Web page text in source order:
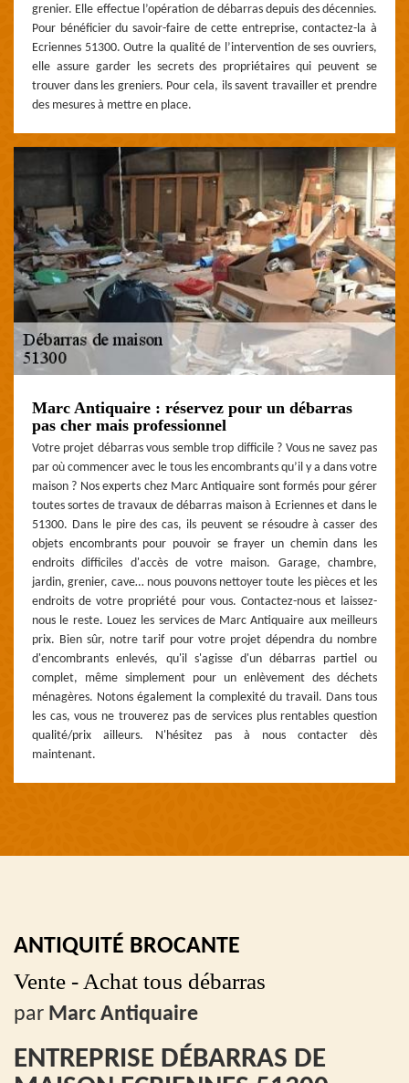
grenier. Elle effectue l’opération de débarras depuis des décennies.
Pour bénéficier du savoir-faire de cette entreprise, contactez-la à
Ecriennes 51300. Outre la qualité de l’intervention de ses ouvriers,
elle assure garder les secrets des propriétaires qui peuvent se
trouver dans les greniers. Pour cela, ils savent travailler et prendre
des mesures à mettre en place.
Marc Antiquaire : réservez pour un débarras
pas cher mais professionnel
Votre projet débarras vous semble trop difficile ? Vous ne savez pas
par où commencer avec le tous les encombrants qu’il y a dans votre
maison ? Nos experts chez Marc Antiquaire sont formés pour gérer
toutes sortes de travaux de débarras maison à Ecriennes et dans le
51300. Dans le pire des cas, ils peuvent se résoudre à casser des
objets encombrants pour pouvoir se frayer un chemin dans les
endroits difficiles d'accès de votre maison. Garage, chambre,
jardin, grenier, cave… nous pouvons nettoyer toute les pièces et les
endroits de votre propriété pour vous. Contactez-nous et laissez-
nous le reste. Louez les services de Marc Antiquaire aux meilleurs
prix. Bien sûr, notre tarif pour votre projet dépendra du nombre
d'encombrants enlevés, qu'il s'agisse d'un débarras partiel ou
complet, même simplement pour un enlèvement des déchets
ménagères. Notons également la complexité du travail. Dans tous
les cas, vous ne trouverez pas de services plus rentables question
qualité/prix ailleurs. N'hésitez pas à nous contacter dès
maintenant.
ANTIQUITÉ BROCANTE
Vente - Achat tous débarras
par Marc Antiquaire
ENTREPRISE DÉBARRAS DE